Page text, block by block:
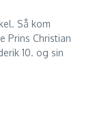
Så kom
Christian
10. og sin